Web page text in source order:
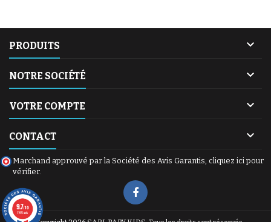
PRODUITS 
NOTRE SOCIÉTÉ 
VOTRE COMPTE 
CONTACT 
Marchand approuvé par la Société des Avis Garantis, cliquez ici pour
vérifier.
9.7/10
1195 avis